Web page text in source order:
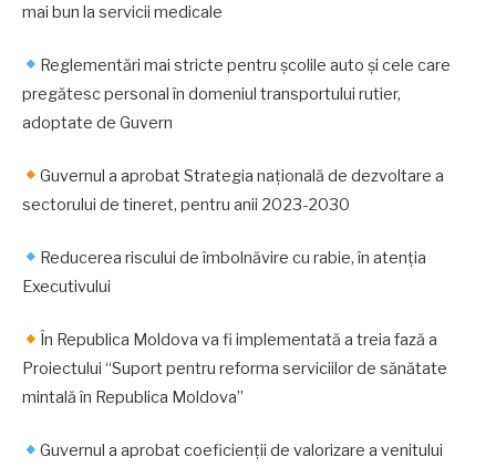
mai bun la servicii medicale
Reglementări mai stricte pentru școlile auto și cele care
pregătesc personal în domeniul transportului rutier,
adoptate de Guvern
Guvernul a aprobat Strategia națională de dezvoltare a
sectorului de tineret, pentru anii 2023-2030
Reducerea riscului de îmbolnăvire cu rabie, în atenția
Executivului
În Republica Moldova va fi implementată a treia fază a
Proiectului “Suport pentru reforma serviciilor de sănătate
mintală în Republica Moldova”
Guvernul a aprobat coeficienții de valorizare a venitului